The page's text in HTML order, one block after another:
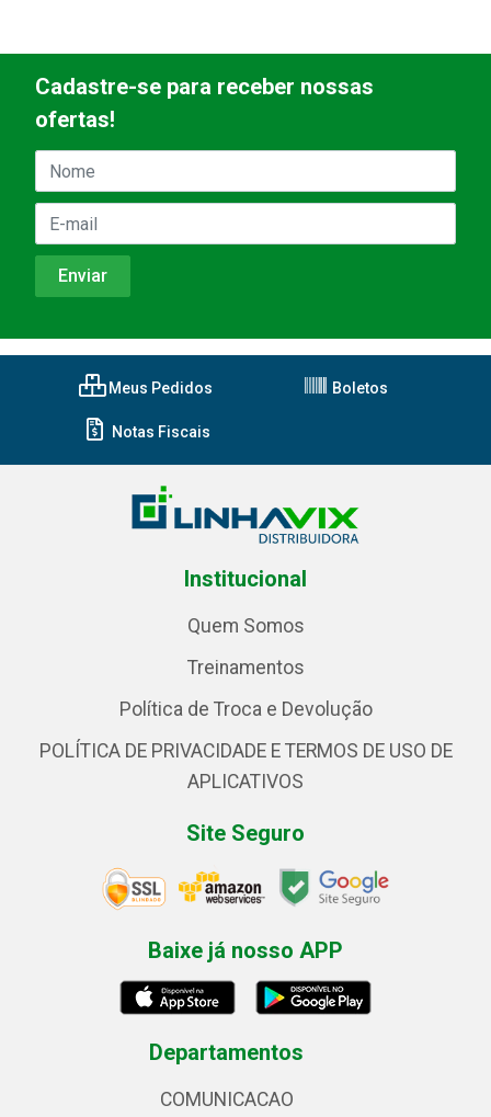
Cadastre-se para receber nossas
ofertas!
Meus Pedidos Boletos
Notas Fiscais
Institucional
Quem Somos
Treinamentos
Política de Troca e Devolução
POLÍTICA DE PRIVACIDADE E TERMOS DE USO DE
APLICATIVOS
Site Seguro
Baixe já nosso APP
Departamentos
COMUNICACAO